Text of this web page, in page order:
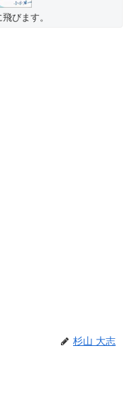
びます。
杉山 大志